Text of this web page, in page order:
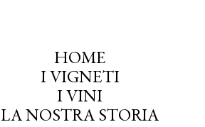
HOME
I VIGNETI
I VINI
LA NOSTRA STORIA